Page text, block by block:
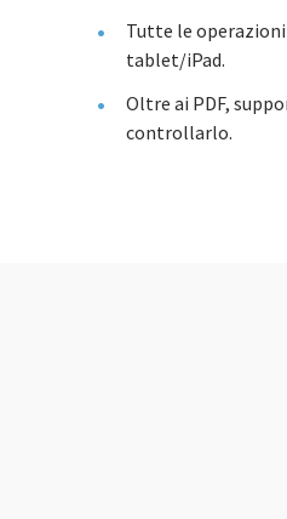
Tutte le
tablet/iPad.
Oltre ai PDF,
controllarlo.